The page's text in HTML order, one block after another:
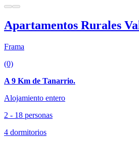
Apartamentos Rurales
Frama
(0)
A 9 Km de Tanarrio.
Alojamiento entero
2 - 18 personas
4 dormitorios